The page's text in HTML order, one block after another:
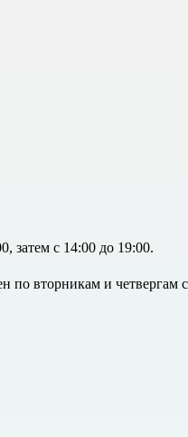
затем с 14:00 до 19:00.
по вторникам и четвергам